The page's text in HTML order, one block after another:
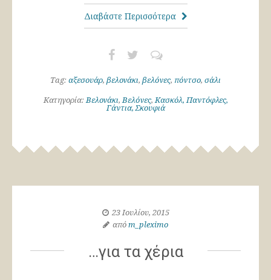
Διαβάστε Περισσότερα
Tag: αξεσουάρ, βελονάκι, βελόνες, πόντσο, σάλι
Κατηγορία:Βελονάκι,Βελόνες,Κασκόλ, Παντόφλες,
Γάντια, Σκουφιά
23 Ιουλίου, 2015
απόm_pleximo
…για τα χέρια